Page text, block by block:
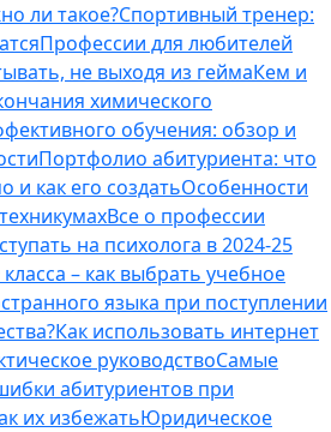
ли такое?Спортивный тренер:
Профессии для любителей
не выходя из геймаКем и
химического
обучения: обзор и
Портфолио абитуриента: что
и как его создатьОсобенности
Все о профессии
на психолога в 2024-25
– как выбрать учебное
языка при поступлении
Как использовать интернет
руководствоСамые
абитуриентов при
их избежатьЮридическое